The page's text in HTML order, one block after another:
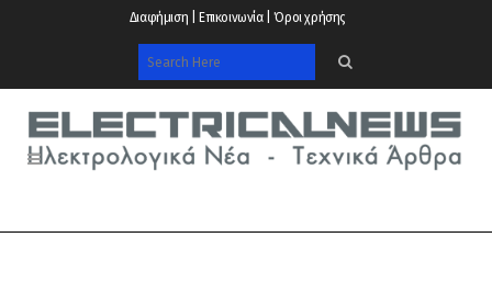
Διαφήμιση | Επικοινωνία | Όροι χρήσης